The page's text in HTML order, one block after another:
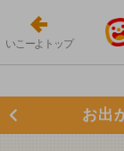
いこーよトップ
お出